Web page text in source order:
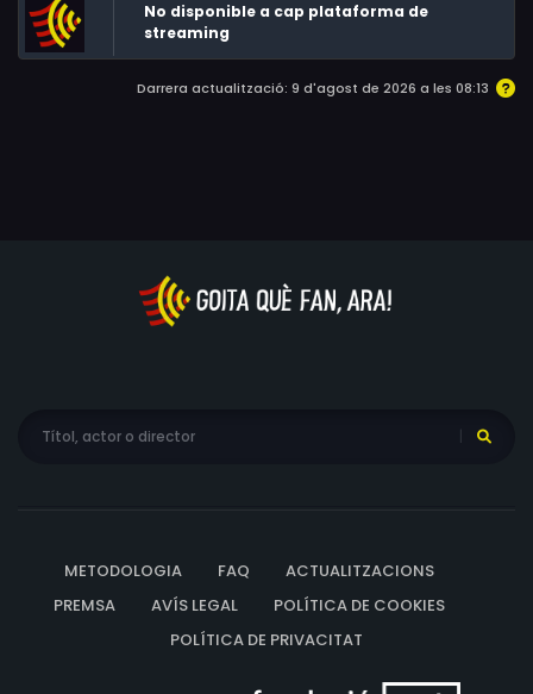
No disponible a cap plataforma de
streaming
Darrera actualització: 9 d'agost de 2026 a les 08:13
METODOLOGIA FAQ
ACTUALITZACIONS
PREMSA
AVÍS LEGAL
POLÍTICA DE COOKIES
POLÍTICA DE PRIVACITAT